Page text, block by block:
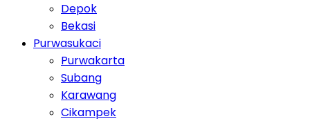
Depok
Bekasi
Purwasukaci
Purwakarta
Subang
Karawang
Cikampek